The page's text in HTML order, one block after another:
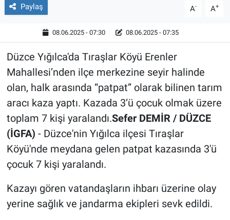
Paylaş A- A+
08.06.2025 - 07:30 08.06.2025 - 07:35
Düzce Yığılca'da Tıraşlar Köyü Erenler
Mahallesi’nden ilçe merkezine seyir halinde
olan, halk arasında “patpat” olarak bilinen tarım
aracı kaza yaptı. Kazada 3’ü çocuk olmak üzere
toplam 7 kişi yaralandı.Sefer DEMİR / DÜZCE
(İGFA) - Düzce'nin Yığılca ilçesi Tıraşlar
Köyü'nde meydana gelen patpat kazasında 3'ü
çocuk 7 kişi yaralandı.
Kazayı gören vatandaşların ihbarı üzerine olay
yerine sağlık ve jandarma ekipleri sevk edildi.